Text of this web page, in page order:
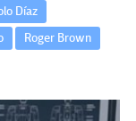
Díaz
Roger Brown